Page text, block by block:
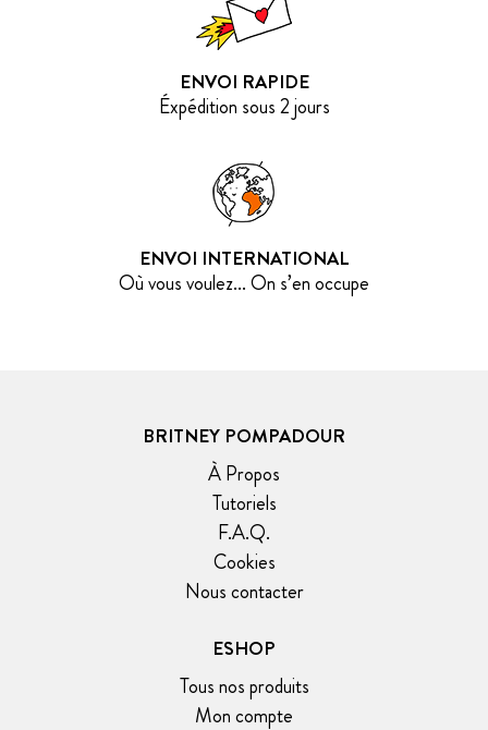
ENVOI RAPIDE
Éxpédition sous 2 jours
ENVOI INTERNATIONAL
Où vous voulez... On s’en occupe
BRITNEY POMPADOUR
À Propos
Tutoriels
F.A.Q.
Cookies
Nous contacter
ESHOP
Tous nos produits
Mon compte